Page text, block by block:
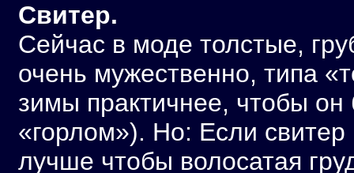
Свитер.
Сейчас в моде толстые,
очень мужественно, типа
зимы практичнее, чтобы
«горлом»). Но: Если
лучше чтобы волосатая